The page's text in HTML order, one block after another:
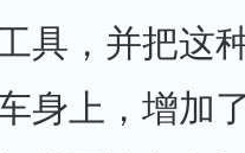
具，并把这
身上，增加